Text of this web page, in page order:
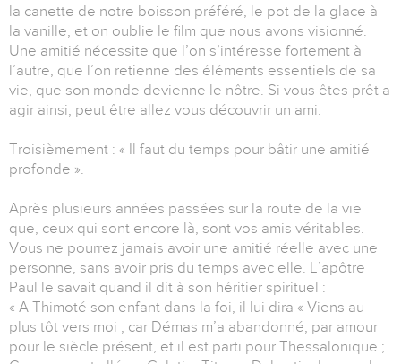
la canette de notre boisson préféré, le pot de la glace à
la vanille, et on oublie le film que nous avons visionné.
Une amitié nécessite que l’on s’intéresse fortement à
l’autre, que l’on retienne des éléments essentiels de sa
vie, que son monde devienne le nôtre. Si vous êtes prêt a
agir ainsi, peut être allez vous découvrir un ami.
Troisièmement : « Il faut du temps pour bâtir une amitié
profonde ».
Après plusieurs années passées sur la route de la vie
que, ceux qui sont encore là, sont vos amis véritables.
Vous ne pourrez jamais avoir une amitié réelle avec une
personne, sans avoir pris du temps avec elle. L’apôtre
Paul le savait quand il dit à son héritier spirituel :
« A Thimoté son enfant dans la foi, il lui dira « Viens au
plus tôt vers moi ; car Démas m’a abandonné, par amour
pour le siècle présent, et il est parti pour Thessalonique ;